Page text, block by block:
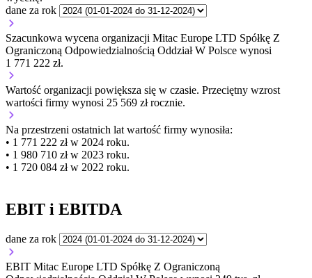
dane za rok
Szacunkowa wycena organizacji Mitac Europe LTD Spółkę Z
Ograniczoną Odpowiedzialnością Oddział W Polsce wynosi
1 771 222 zł.
Wartość organizacji powiększa się w czasie. Przeciętny wzrost
wartości firmy wynosi 25 569 zł rocznie.
Na przestrzeni ostatnich lat wartość firmy wynosiła:
• 1 771 222 zł w 2024 roku.
• 1 980 710 zł w 2023 roku.
• 1 720 084 zł w 2022 roku.
EBIT i EBITDA
dane za rok
EBIT Mitac Europe LTD Spółkę Z Ograniczoną